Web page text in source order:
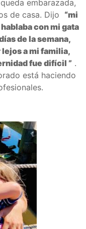
embarazada,
de casa. Dijo “mi
con mi gata
de la semana,
a mi familia,
fue difícil ” .
está haciendo